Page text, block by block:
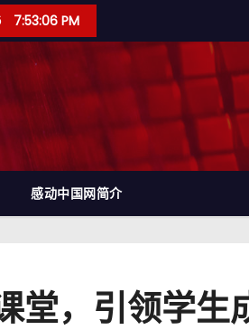
7:53:08 PM
感动中国网简介
堂，引领学